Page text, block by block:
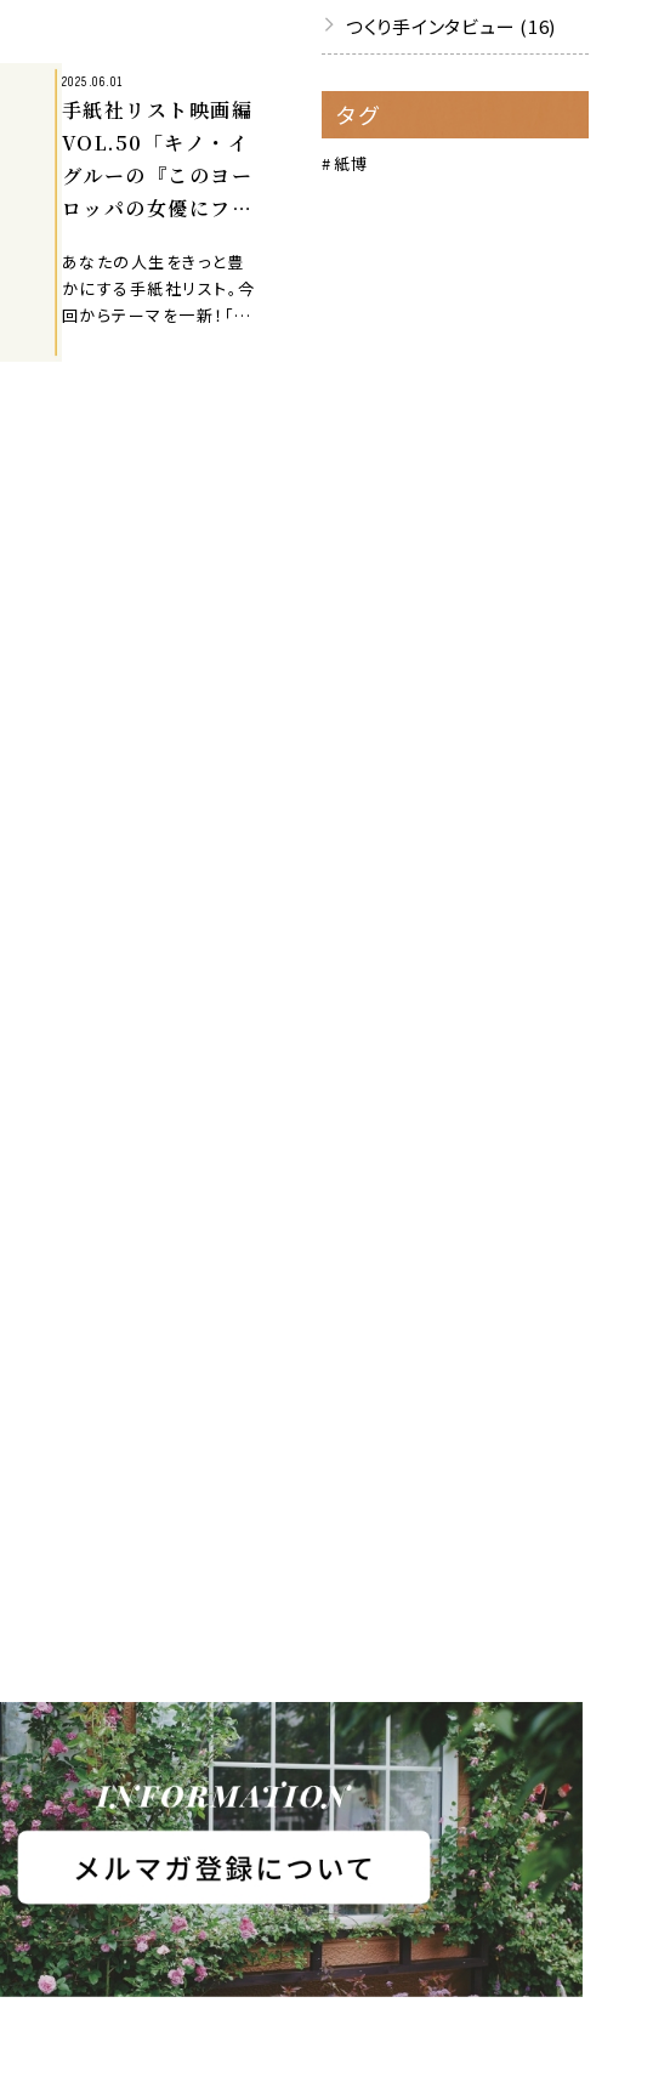
2025.06.01
手紙社リスト映画編
VOL.50「キノ・イ
グルーの『このヨー
ロッパの女優にフォ
作」
あなたの人生をきっと豊
かにする手紙社リスト。今
回からテーマを一新！「こ
つくり手インタビュー (16)
タグ
紙博